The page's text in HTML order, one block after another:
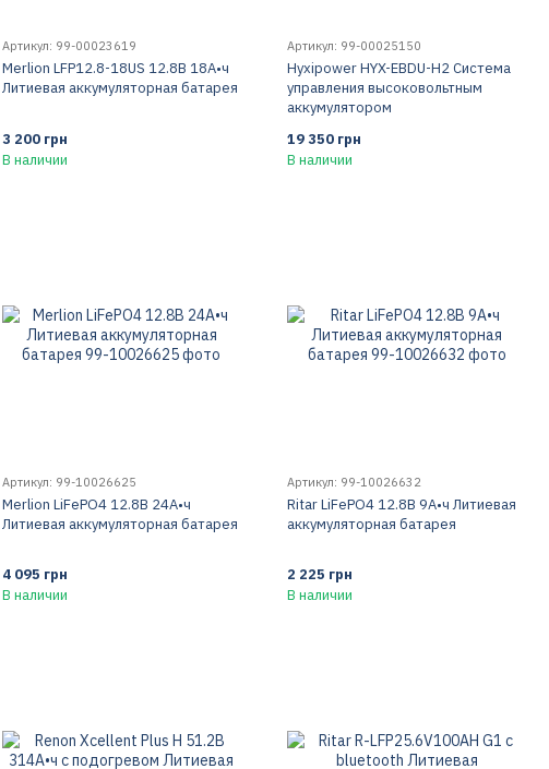
Артикул: 99-00023619
Merlion LFP12.8-18US 12.8В 18А•ч
Литиевая аккумуляторная батарея
3 200 грн
В наличии
Артикул: 99-00025150
Hyxipower HYX-EBDU-H2 Система
управления высоковольтным
аккумулятором
19 350 грн
В наличии
Артикул: 99-10026625
Merlion LiFePO4 12.8В 24А•ч
Литиевая аккумуляторная батарея
4 095 грн
В наличии
Артикул: 99-10026632
Ritar LiFePO4 12.8В 9А•ч Литиевая
аккумуляторная батарея
2 225 грн
В наличии